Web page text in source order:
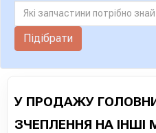
Підібрати
У ПРОДАЖУ
ЗЧЕПЛЕННЯ НА ІНШІ